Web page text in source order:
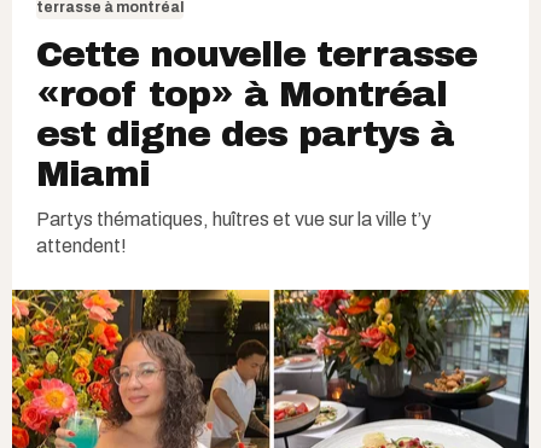
terrasse à montréal
Cette nouvelle terrasse
«roof top» à Montréal
est digne des partys à
Miami
Partys thématiques, huîtres et vue sur la ville t’y
attendent!